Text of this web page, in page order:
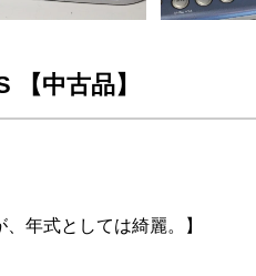
中古品】
、年式としては綺麗。】